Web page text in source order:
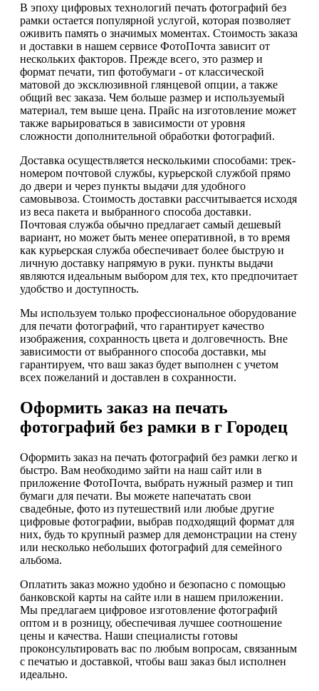
В эпоху цифровых технологий печать фотографий без
рамки остается популярной услугой, которая позволяет
оживить память о значимых моментах. Стоимость заказа
и доставки в нашем сервисе ФотоПочта зависит от
нескольких факторов. Прежде всего, это размер и
формат печати, тип фотобумаги - от классической
матовой до эксклюзивной глянцевой опции, а также
общий вес заказа. Чем больше размер и используемый
материал, тем выше цена. Прайс на изготовление может
также варьироваться в зависимости от уровня
сложности дополнительной обработки фотографий.
Доставка осуществляется несколькими способами: трек-
номером почтовой службы, курьерской службой прямо
до двери и через пункты выдачи для удобного
самовывоза. Стоимость доставки рассчитывается исходя
из веса пакета и выбранного способа доставки.
Почтовая служба обычно предлагает самый дешевый
вариант, но может быть менее оперативной, в то время
как курьерская служба обеспечивает более быструю и
личную доставку напрямую в руки. пункты выдачи
являются идеальным выбором для тех, кто предпочитает
удобство и доступность.
Мы используем только профессиональное оборудование
для печати фотографий, что гарантирует качество
изображения, сохранность цвета и долговечность. Вне
зависимости от выбранного способа доставки, мы
гарантируем, что ваш заказ будет выполнен с учетом
всех пожеланий и доставлен в сохранности.
Оформить заказ на печать
фотографий без рамки в г Городец
Оформить заказ на печать фотографий без рамки легко и
быстро. Вам необходимо зайти на наш сайт или в
приложение ФотоПочта, выбрать нужный размер и тип
бумаги для печати. Вы можете напечатать свои
свадебные, фото из путешествий или любые другие
цифровые фотографии, выбрав подходящий формат для
них, будь то крупный размер для демонстрации на стену
или несколько небольших фотографий для семейного
альбома.
Оплатить заказ можно удобно и безопасно с помощью
банковской карты на сайте или в нашем приложении.
Мы предлагаем цифровое изготовление фотографий
оптом и в розницу, обеспечивая лучшее соотношение
цены и качества. Наши специалисты готовы
проконсультировать вас по любым вопросам, связанным
с печатью и доставкой, чтобы ваш заказ был исполнен
идеально.